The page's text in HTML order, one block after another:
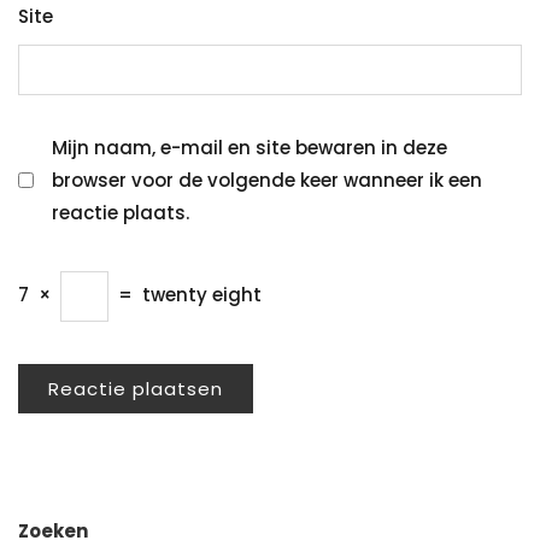
Site
Mijn naam, e-mail en site bewaren in deze
browser voor de volgende keer wanneer ik een
reactie plaats.
7 × = twenty eight
Zoeken